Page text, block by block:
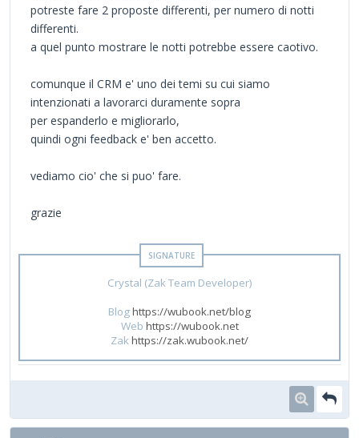
potreste fare 2 proposte differenti, per numero di notti
differenti.
a quel punto mostrare le notti potrebbe essere caotivo.
comunque il CRM e' uno dei temi su cui siamo
intenzionati a lavorarci duramente sopra
per espanderlo e migliorarlo,
quindi ogni feedback e' ben accetto.
vediamo cio' che si puo' fare.
grazie
Crystal (Zak Team Developer)
Bloghttps://wubook.net/blog
Web https://wubook.net
Zakhttps://zak.wubook.net/